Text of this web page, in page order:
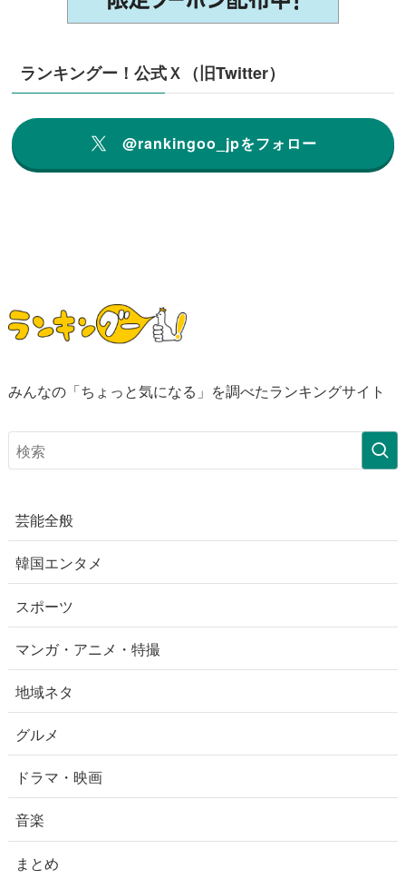
ランキングー！公式Ｘ（旧Twitter）
@rankingoo_jpをフォロー
みんなの「ちょっと気になる」を調べたランキングサイト
芸能全般
韓国エンタメ
スポーツ
マンガ・アニメ・特撮
地域ネタ
グルメ
ドラマ・映画
音楽
まとめ